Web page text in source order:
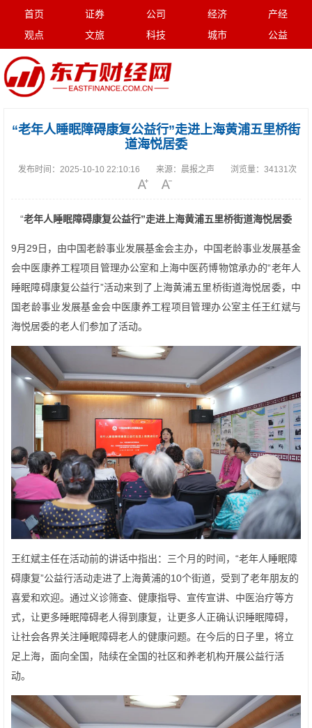
首页 证券 公司 经济
产经
观点
文旅 科技 城市 公益
“老年人睡眠障碍康复公益行”走进上海黄浦五里桥街
道海悦居委
发布时间： 2025-10-10 22:10:16 来源： 晨报之声 浏览量： 34131次
“老年人睡眠障碍康复公益行”走进上海黄浦五里桥街道海悦居委
9月29日，由中国老龄事业发展基金会主办，中国老龄事业发展基金
会中医康养工程项目管理办公室和上海中医药博物馆承办的“老年人
睡眠障碍康复公益行”活动来到了上海黄浦五里桥街道海悦居委，中
国老龄事业发展基金会中医康养工程项目管理办公室主任王红斌与
海悦居委的老人们参加了活动。
王红斌主任在活动前的讲话中指出：三个月的时间，“老年人睡眠障
碍康复”公益行活动走进了上海黄浦的10个街道，受到了老年朋友的
喜爱和欢迎。通过义诊筛查、健康指导、宣传宣讲、中医治疗等方
式，让更多睡眠障碍老人得到康复，让更多人正确认识睡眠障碍，
让社会各界关注睡眠障碍老人的健康问题。在今后的日子里，将立
足上海，面向全国，陆续在全国的社区和养老机构开展公益行活
动。